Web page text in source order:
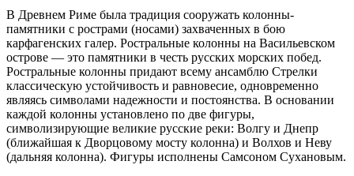
В Древнем Риме была традиция сооружать колонны-
памятники с рострами (носами) захваченных в бою
карфагенских галер. Ростральные колонны на Васильевском
острове — это памятники в честь русских морских побед.
Ростральные колонны придают всему ансамблю Стрелки
классическую устойчивость и равновесие, одновременно
являясь символами надежности и постоянства. В основании
каждой колонны установлено по две фигуры,
символизирующие великие русские реки: Волгу и Днепр
(ближайшая к Дворцовому мосту колонна) и Волхов и Неву
(дальняя колонна). Фигуры исполнены Самсоном Сухановым.